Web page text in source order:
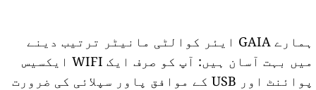
ہمارے GAIA ایئر کوالٹی مانیٹر ترتیب دینے
میں بہت آسان ہیں: آپ کو صرف ایک WIFI ایکسیس
پوائنٹ اور USB کے موافق پاور سپلائی کی ضرورت